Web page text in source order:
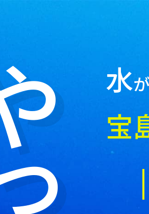
水が
宝